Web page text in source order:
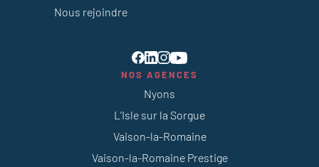
Nous rejoindre
NOS AGENCES
Nyons
L’Isle sur la Sorgue
Vaison-la-Romaine
Vaison-la-Romaine Prestige